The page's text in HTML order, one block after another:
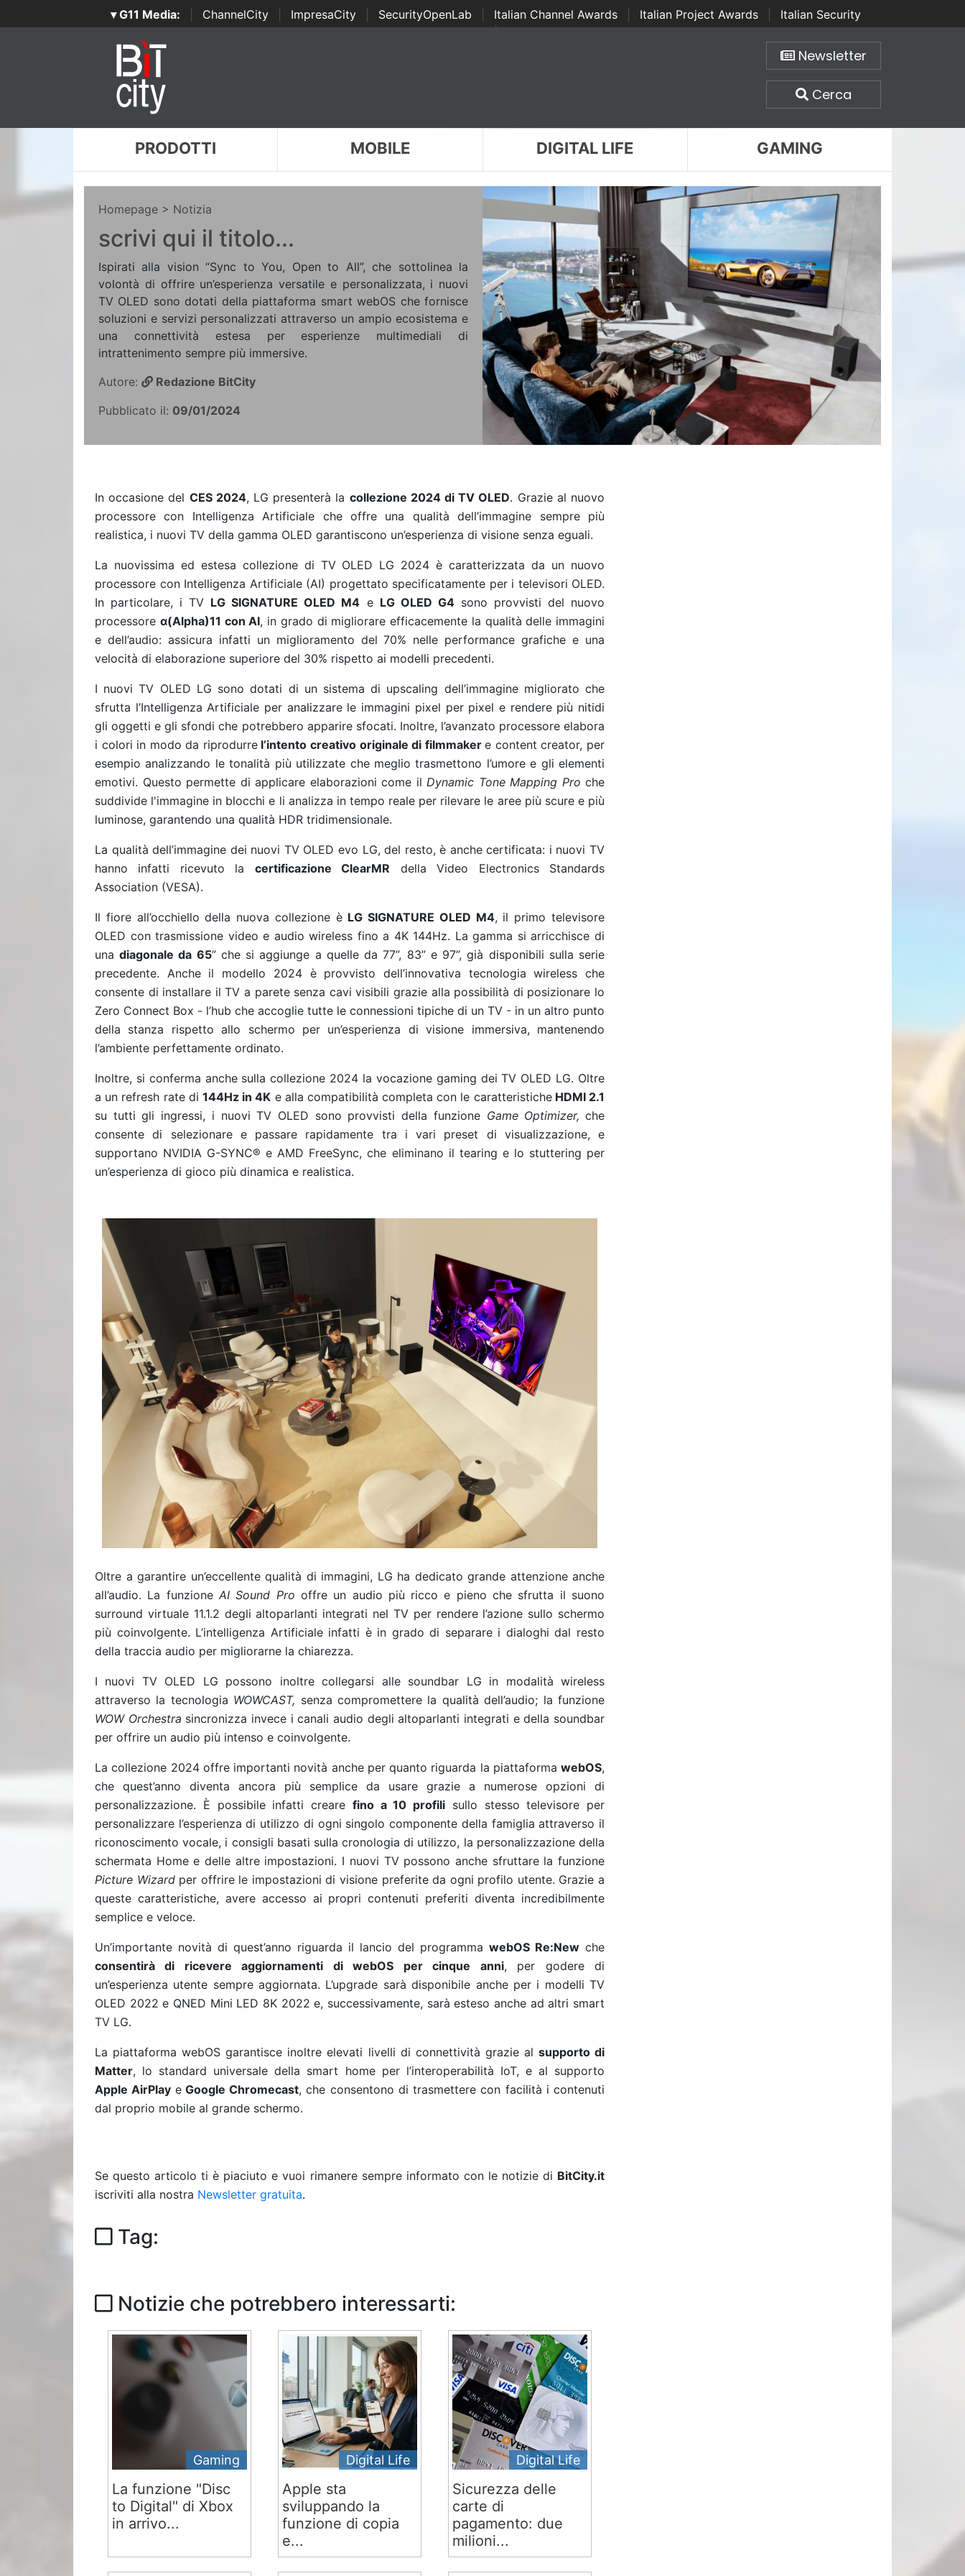
▾ G11 Media: ChannelCity ImpresaCity SecurityOpenLab Italian Channel Awards Italian Project Awards
Italian Security
Awards | ...
Newsletter
Cerca
PRODOTTI MOBILE DIGITAL LIFE GAMING
Homepage > Notizia
scrivi qui il titolo...
Ispirati alla vision “Sync to You, Open to All”, che sottolinea la
volontà di offrire un’esperienza versatile e personalizzata, i nuovi
TV OLED sono dotati della piattaforma smart webOS che fornisce
soluzioni e servizi personalizzati attraverso un ampio ecosistema e
una connettività estesa per esperienze multimediali di
intrattenimento sempre più immersive.
Autore:
Redazione BitCity
Pubblicato il: 09/01/2024
In occasione del CES 2024, LG presenterà la collezione 2024 di TV OLED. Grazie al nuovo
processore con Intelligenza Artificiale che offre una qualità dell’immagine sempre più
realistica, i nuovi TV della gamma OLED garantiscono un’esperienza di visione senza eguali.
La nuovissima ed estesa collezione di TV OLED LG 2024 è caratterizzata da un nuovo
processore con Intelligenza Artificiale (AI) progettato specificatamente per i televisori OLED.
In particolare, i TV LG SIGNATURE OLED M4 e LG OLED G4sono provvisti del nuovo
processore α(Alpha)11 con AI, in grado di migliorare efficacemente la qualità delle immagini
e dell’audio: assicura infatti un miglioramento del 70% nelle performance grafiche e una
velocità di elaborazione superiore del 30% rispetto ai modelli precedenti.
I nuovi TV OLED LG sono dotati di un sistema di upscaling dell’immagine migliorato che
sfrutta l’Intelligenza Artificiale per analizzare le immagini pixel per pixel e rendere più nitidi
gli oggetti e gli sfondi che potrebbero apparire sfocati. Inoltre, l’avanzato processore elabora
i colori in modo da riprodurrel’intento creativo originale di filmmakere content creator, per
esempio analizzando le tonalità più utilizzate che meglio trasmettono l’umore e gli elementi
emotivi. Questo permette di applicare elaborazioni come il Dynamic Tone Mapping Pro che
suddivide l'immagine in blocchi e li analizza in tempo reale per rilevare le aree più scure e più
luminose, garantendo una qualità HDR tridimensionale.
La qualità dell’immagine dei nuovi TV OLED evo LG, del resto, è anche certificata: i nuovi TV
hanno infatti ricevuto la certificazione ClearMR della Video Electronics Standards
Association (VESA).
Il fiore all’occhiello della nuova collezione è LG SIGNATURE OLED M4, il primo televisore
OLED con trasmissione video e audio wireless fino a 4K 144Hz. La gamma si arricchisce di
unadiagonale da 65” che si aggiunge a quelle da 77”, 83” e 97”, già disponibili sulla serie
precedente. Anche il modello 2024 è provvisto dell’innovativa tecnologia wireless che
consente di installare il TV a parete senza cavi visibili grazie alla possibilità di posizionare lo
Zero Connect Box - l’hub che accoglie tutte le connessioni tipiche di un TV - in un altro punto
della stanza rispetto allo schermo per un’esperienza di visione immersiva, mantenendo
l’ambiente perfettamente ordinato.
Inoltre, si conferma anche sulla collezione 2024 la vocazione gaming dei TV OLED LG. Oltre
a un refresh rate di 144Hz in 4K e alla compatibilità completa con le caratteristicheHDMI 2.1
su tutti gli ingressi, i nuovi TV OLED sono provvisti della funzione Game Optimizer, che
consente di selezionare e passare rapidamente tra i vari preset di visualizzazione, e
supportano NVIDIA G-SYNC® e AMD FreeSync, che eliminano il tearing e lo stuttering per
un’esperienza di gioco più dinamica e realistica.
Oltre a garantire un’eccellente qualità di immagini, LG ha dedicato grande attenzione anche
all’audio. La funzione AI Sound Pro offre un audio più ricco e pieno che sfrutta il suono
surround virtuale 11.1.2 degli altoparlanti integrati nel TV per rendere l’azione sullo schermo
più coinvolgente. L’intelligenza Artificiale infatti è in grado di separare i dialoghi dal resto
della traccia audio per migliorarne la chiarezza.
I nuovi TV OLED LG possono inoltre collegarsi alle soundbar LG in modalità wireless
attraverso la tecnologia WOWCAST, senza compromettere la qualità dell’audio; la funzione
WOW Orchestra sincronizza invece i canali audio degli altoparlanti integrati e della soundbar
per offrire un audio più intenso e coinvolgente.
La collezione 2024 offre importanti novità anche per quanto riguarda la piattaforma webOS,
che quest’anno diventa ancora più semplice da usare grazie a numerose opzioni di
personalizzazione. È possibile infatti creare fino a 10 profili sullo stesso televisore per
personalizzare l’esperienza di utilizzo di ogni singolo componente della famiglia attraverso il
riconoscimento vocale, i consigli basati sulla cronologia di utilizzo, la personalizzazione della
schermata Home e delle altre impostazioni. I nuovi TV possono anche sfruttare la funzione
Picture Wizardper offrire le impostazioni di visione preferite da ogni profilo utente. Grazie a
queste caratteristiche, avere accesso ai propri contenuti preferiti diventa incredibilmente
semplice e veloce.
Un’importante novità di quest’anno riguarda il lancio del programma webOS Re:New che
consentirà di ricevere aggiornamenti di webOS per cinque anni, per godere di
un’esperienza utente sempre aggiornata. L’upgrade sarà disponibile anche per i modelli TV
OLED 2022 e QNED Mini LED 8K 2022 e, successivamente, sarà esteso anche ad altri smart
TV LG.
La piattaforma webOS garantisce inoltre elevati livelli di connettività grazie al supporto di
Matter, lo standard universale della smart home per l’interoperabilità IoT, e al supporto
Apple AirPlay eGoogle Chromecast, che consentono di trasmettere con facilità i contenuti
dal proprio mobile al grande schermo.
Se questo articolo ti è piaciuto e vuoi rimanere sempre informato con le notizie di BitCity.it
iscriviti alla nostra Newsletter gratuita.
Tag:
Notizie che potrebbero interessarti:
Gaming
La funzione "Disc
to Digital" di Xbox
in arrivo...
Digital Life
Apple sta
sviluppando la
funzione di copia
e...
Digital Life
Sicurezza delle
carte di
pagamento: due
milioni...